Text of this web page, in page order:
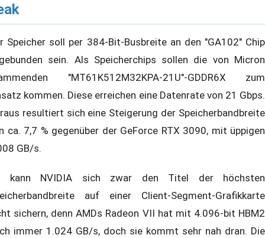
Speicher soll per 384-Bit-Busbreite an den "GA102" Chip
sein. Als Speicherchips sollen die von Micron
"MT61K512M32KPA-21U"-GDDR6X zum
kommen. Diese erreichen eine Datenrate von 21 Gbps.
resultiert sich eine Steigerung der Speicherbandbreite
ca. 7,7 % gegenüber der GeForce RTX 3090, mit üppigen
GB/s.
kann NVIDIA sich zwar den Titel der höchsten
auf einer Client-Segment-Grafikkarte
sichern, denn AMDs Radeon VII hat mit 4.096-bit HBM2
immer 1.024 GB/s, doch sie kommt sehr nah dran. Die